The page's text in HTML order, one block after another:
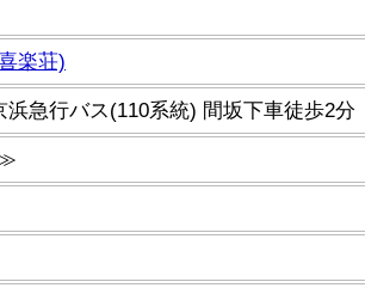
楽荘)
急行バス(110系統) 間坂下車徒歩2分